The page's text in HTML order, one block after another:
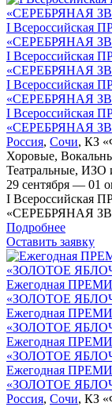
I Всероссийская
«СЕРЕБРЯНАЯ
I Всероссийская
«СЕРЕБРЯНАЯ
I Всероссийская
«СЕРЕБРЯНАЯ
I Всероссийская
«СЕРЕБРЯНАЯ
Россия, Сочи, КЗ
Хоровые,
Театральные, ИЗО
29 сентября — 01
I Всероссийская
«СЕРЕБРЯНАЯ
Подробнее
Оставить заявку
Ежегодная
«ЗОЛОТОЕ
Ежегодная
«ЗОЛОТОЕ
Ежегодная
«ЗОЛОТОЕ
Ежегодная
«ЗОЛОТОЕ
Россия, Сочи, КЗ